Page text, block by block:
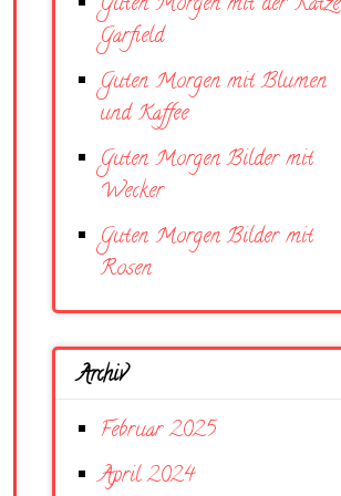
Garfield
Guten Morgen mit Blumen
und Kaffee
Guten Morgen Bilder mit
Wecker
Guten Morgen Bilder mit
Rosen
Archiv
Februar 2025
April 2024